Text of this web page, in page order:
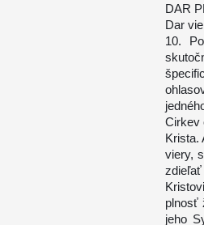
DAR
Dar
10.
Cirkev
Krista.
viery,
zdieľať
plnosť
jeho